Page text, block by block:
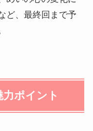
ど、最終回まで予
ポイント